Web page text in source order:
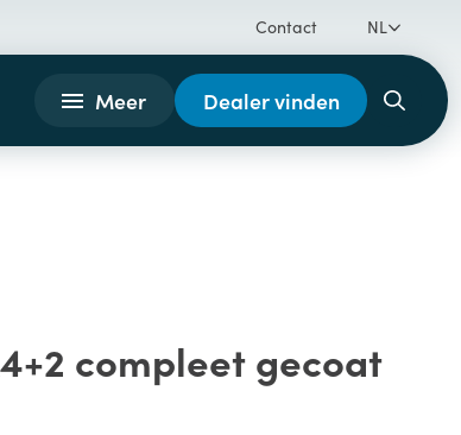
Contact NL
Meer Dealer vinden
compleet gecoat